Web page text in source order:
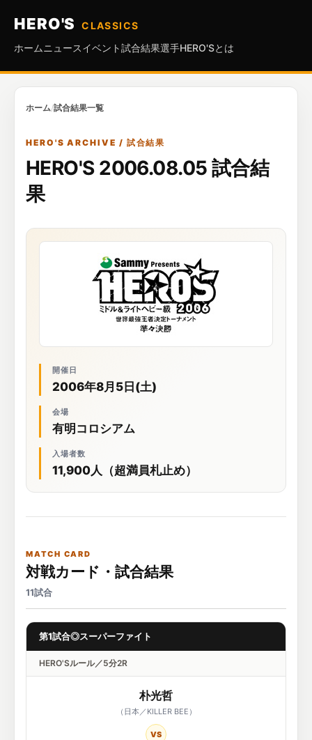
HERO'S
CLASSICS
ホーム ニュースイベント試合結果選手HERO'Sとは
ホーム/試合結果一覧
HERO'S ARCHIVE / 試合結果
HERO'S 2006.08.05 試合結
果
開催日
2006年8月5日(土)
会場
有明コロシアム
入場者数
11,900人（超満員札止め）
MATCH CARD
対戦カード・試合結果
11試合
第1試合◎スーパーファイト
HERO'Sルール／5分2R
朴光哲
（日本／KILLER BEE）
VS